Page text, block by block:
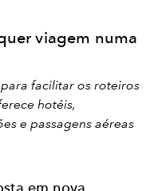
viagem numa
facilitar os roteiros
hotéis,
e passagens aéreas
em nova